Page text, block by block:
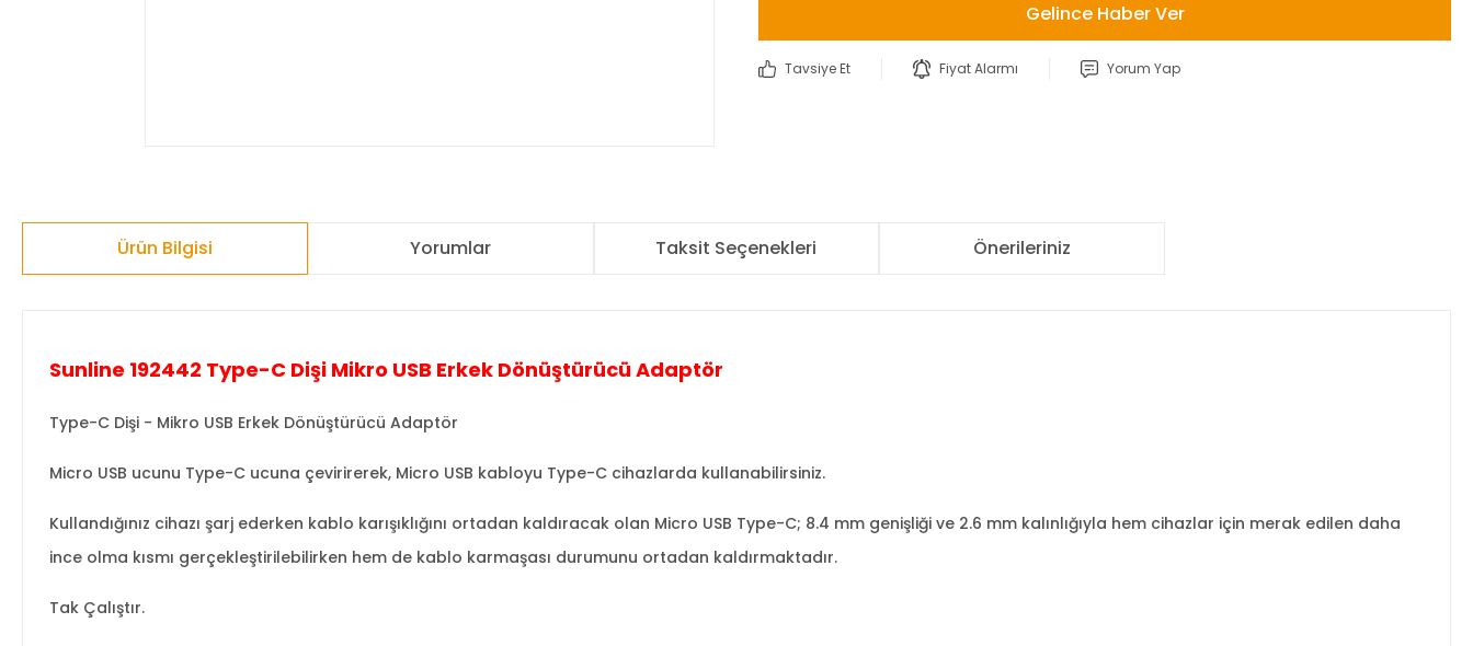
Gelince Haber Ver
Tavsiye Et Fiyat Alarmı Yorum Yap
Ürün Bilgisi Yorumlar Taksit Seçenekleri Önerileriniz
Sunline 192442 Type-C Dişi Mikro USB Erkek Dönüştürücü Adaptör
Type-C Dişi - Mikro USB Erkek Dönüştürücü Adaptör
Micro USB ucunu Type-C ucuna çevirirerek, Micro USB kabloyu Type-C cihazlarda kullanabilirsiniz.
Kullandığınız cihazı şarj ederken kablo karışıklığını ortadan kaldıracak olan Micro USB Type-C; 8.4 mm genişliği ve 2.6 mm kalınlığıyla hem cihazlar için merak edilen daha
ince olma kısmı gerçekleştirilebilirken hem de kablo karmaşası durumunu ortadan kaldırmaktadır.
Tak Çalıştır.